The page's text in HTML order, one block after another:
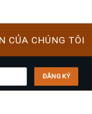
CỦA CHÚNG TÔI